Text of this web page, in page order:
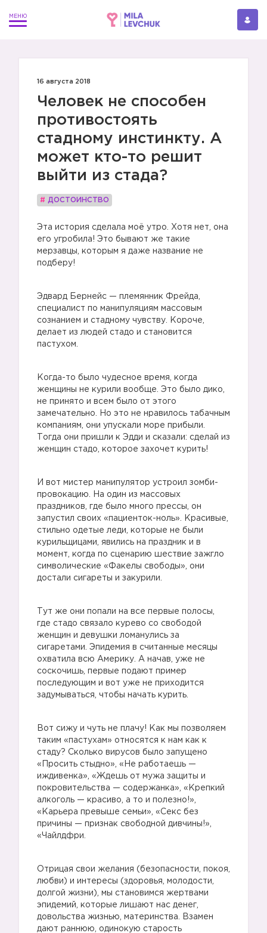
16 августа 2018
Человек не способен
противостоять
стадному инстинкту. А
может кто-то решит
выйти из стада?
# ДОСТОИНСТВО
Эта история сделала моё утро. Хотя нет, она
его угробила! Это бывают же такие
мерзавцы, которым я даже название не
подберу!
Эдвард Бернейс — племянник Фрейда,
специалист по манипуляциям массовым
сознанием и стадному чувству. Короче,
делает из людей стадо и становится
пастухом.
Когда-то было чудесное время, когда
женщины не курили вообще. Это было дико,
не принято и всем было от этого
замечательно. Но это не нравилось табачным
компаниям, они упускали море прибыли.
Тогда они пришли к Эдди и сказали: сделай из
женщин стадо, которое захочет курить!
И вот мистер манипулятор устроил зомби-
провокацию. На один из массовых
праздников, где было много прессы, он
запустил своих «пациенток-ноль». Красивые,
стильно одетые леди, которые не были
курильщицами, явились на праздник и в
момент, когда по сценарию шествие зажгло
символические «Факелы свободы», они
достали сигареты и закурили.
Тут же они попали на все первые полосы,
где стадо связало курево со свободой
женщин и девушки ломанулись за
сигаретами. Эпидемия в считанные месяцы
охватила всю Америку. А начав, уже не
соскочишь, первые подают пример
последующим и вот уже не приходится
задумываться, чтобы начать курить.
Вот сижу и чуть не плачу! Как мы позволяем
таким «пастухам» относятся к нам как к
стаду? Сколько вирусов было запущено
«Просить стыдно», «Не работаешь —
иждивенка», «Ждешь от мужа защиты и
покровительства — содержанка», «Крепкий
алкоголь — красиво, а то и полезно!»,
«Карьера превыше семьи», «Секс без
причины — признак свободной дивчины!»,
«Чайлдфри.
Отрицая свои желания (безопасности, покоя,
любви) и интересы (здоровья, молодости,
долгой жизни), мы становимся жертвами
эпидемий, которые лишают нас денег,
довольства жизнью, материнства. Взамен
дают раннюю, одинокую старость